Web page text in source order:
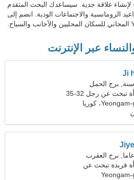
لإنشاء علاقة جدية. سيساعدك البحث المتقدم
الرومانسية والاجتماعات الودية. انضم إلى
عبر الإنترنت
Ji
تبحث عن رجل 32-35
Yeongam-gun، كوريا
فريدة تبحث عن
Yeongam-